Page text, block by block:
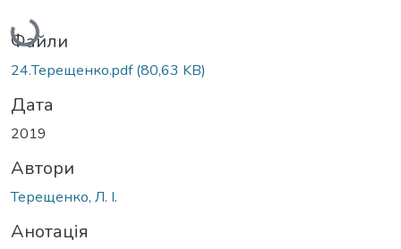
Файли
24.Терещенко.pdf(80,63 KB)
Дата
2019
Автори
Терещенко, Л. І.
Анотація